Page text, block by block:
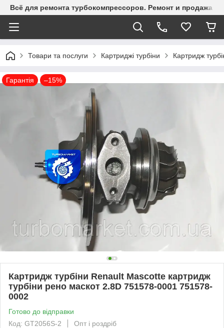
Всё для ремонта турбокомпрессоров. Ремонт и продажа
Товари та послуги Картриджі турбіни Картридж
Гарантія –15%
Картридж турбіни Renault Mascotte картридж
турбіни рено маскот 2.8D 751578-0001 751578-
0002
Готово до відправки
Код: GT2056S-2
Опт і роздріб